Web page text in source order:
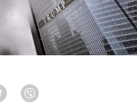
Telegram